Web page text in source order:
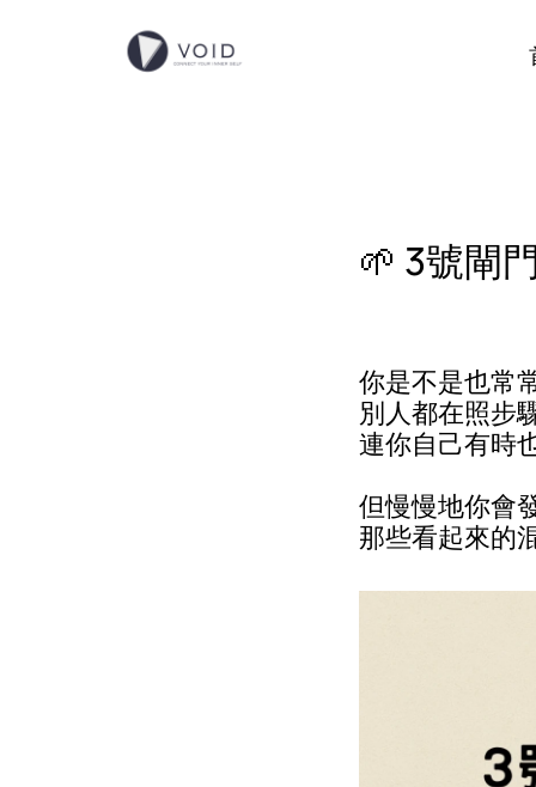
🌱 3號閘
你是不是也常
別人都在照步
連你自己有時
但慢慢地你會
那些看起來的